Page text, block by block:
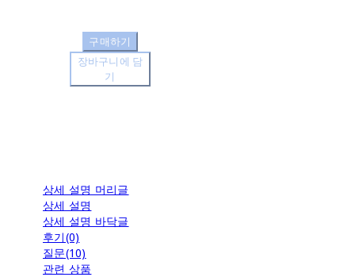
구매하기
장바구니에 담
기
상세 설명 머리글
상세 설명
상세 설명 바닥글
후기(0)
질문(10)
관련 상품